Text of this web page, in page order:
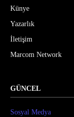
Künye
Yazarlık
İletişim
Marcom Network
GÜNCEL
Sosyal Medya